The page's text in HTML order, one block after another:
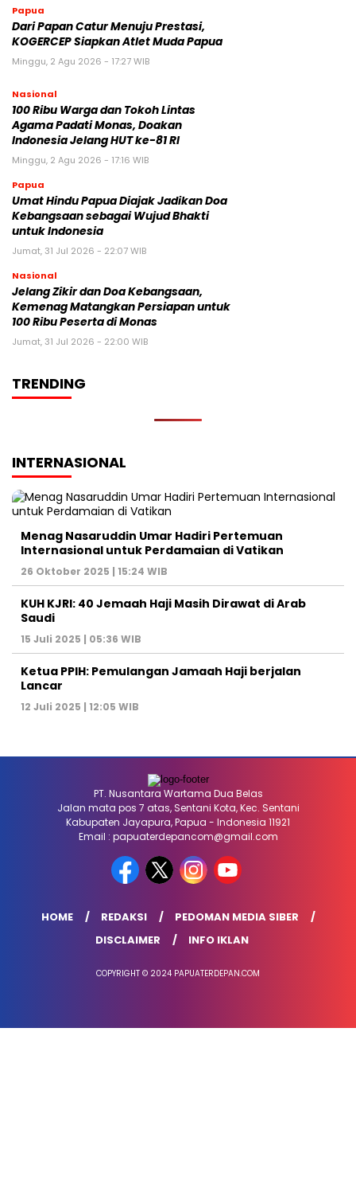
Papua
Dari Papan Catur Menuju Prestasi,
KOGERCEP Siapkan Atlet Muda Papua
Minggu, 2 Agu 2026 - 17:27 WIB
Nasional
100 Ribu Warga dan Tokoh Lintas
Agama Padati Monas, Doakan
Indonesia Jelang HUT ke-81 RI
Minggu, 2 Agu 2026 - 17:16 WIB
Papua
Umat Hindu Papua Diajak Jadikan Doa
Kebangsaan sebagai Wujud Bhakti
untuk Indonesia
Jumat, 31 Jul 2026 - 22:07 WIB
Nasional
Jelang Zikir dan Doa Kebangsaan,
Kemenag Matangkan Persiapan untuk
100 Ribu Peserta di Monas
Jumat, 31 Jul 2026 - 22:00 WIB
TRENDING
INTERNASIONAL
Menag Nasaruddin Umar Hadiri Pertemuan
Internasional untuk Perdamaian di Vatikan
26 Oktober 2025 | 15:24 WIB
KUH KJRI: 40 Jemaah Haji Masih Dirawat di Arab
Saudi
15 Juli 2025 | 05:36 WIB
Ketua PPIH: Pemulangan Jamaah Haji berjalan
Lancar
12 Juli 2025 | 12:05 WIB
PT. Nusantara Wartama Dua Belas
Jalan mata pos 7 atas, Sentani Kota, Kec. Sentani
Kabupaten Jayapura, Papua - Indonesia 11921
Email : papuaterdepancom@gmail.com
HOME REDAKSI
PEDOMAN MEDIA SIBER
DISCLAIMER
INFO IKLAN
COPYRIGHT © 2024 PAPUATERDEPAN.COM